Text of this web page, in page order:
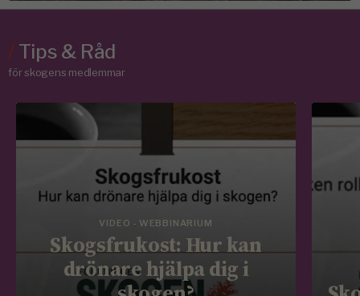
/Tips & Råd
för skogens medlemmar
VIDEO - WEBBINARIUM
Skogsfrukost: Hur kan
drönare hjälpa dig i